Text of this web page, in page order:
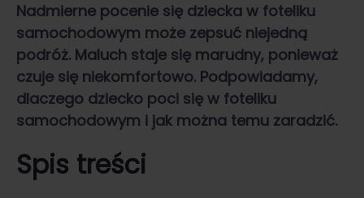
Nadmierne pocenie się dziecka w foteliku
samochodowym może zepsuć niejedną
podróż. Maluch staje się marudny, ponieważ
czuje się niekomfortowo. Podpowiadamy,
dlaczego dziecko poci się w foteliku
samochodowym i jak można temu zaradzić.
Spis treści